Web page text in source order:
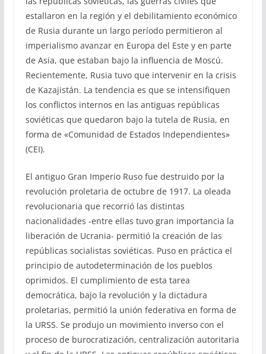
estallaron en la región y el debilitamiento económico
de Rusia durante un largo período permitieron al
imperialismo avanzar en Europa del Este y en parte
de Asia, que estaban bajo la influencia de Moscú.
Recientemente, Rusia tuvo que intervenir en la crisis
de Kazajistán. La tendencia es que se intensifiquen
los conflictos internos en las antiguas repúblicas
soviéticas que quedaron bajo la tutela de Rusia, en
forma de «Comunidad de Estados Independientes»
(CEI).
El antiguo Gran Imperio Ruso fue destruido por la
revolución proletaria de octubre de 1917. La oleada
revolucionaria que recorrió las distintas
nacionalidades -entre ellas tuvo gran importancia la
liberación de Ucrania- permitió la creación de las
repúblicas socialistas soviéticas. Puso en práctica el
principio de autodeterminación de los pueblos
oprimidos. El cumplimiento de esta tarea
democrática, bajo la revolución y la dictadura
proletarias, permitió la unión federativa en forma de
la URSS. Se produjo un movimiento inverso con el
proceso de burocratización, centralización autoritaria